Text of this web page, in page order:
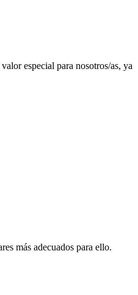
especial para nosotros/as, ya
más adecuados para ello.